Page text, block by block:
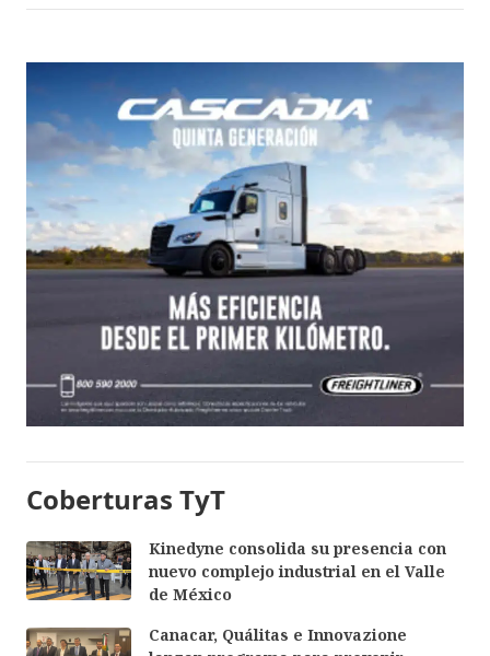
Coberturas TyT
Kinedyne consolida su presencia con
nuevo complejo industrial en el Valle
de México
Canacar, Quálitas e Innovazione